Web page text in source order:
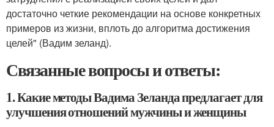
достаточно четкие рекомендации на основе конкретных
примеров из жизни, вплоть до алгоритма достижения
целей" (Вадим зеланд).
Связанные вопросы и ответы:
1. Какие методы Вадима Зеланда предлагает для
улучшения отношений мужчины и женщины